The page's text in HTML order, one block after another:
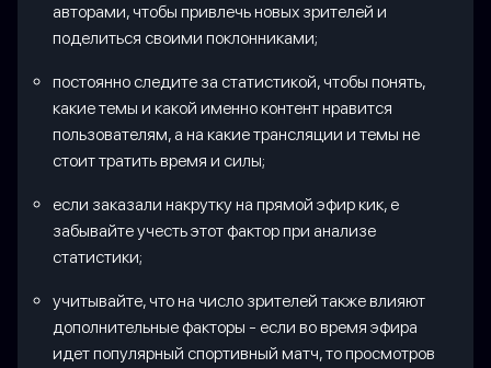
авторами, чтобы привлечь новых зрителей и
поделиться своими поклонниками;
постоянно следите за статистикой, чтобы понять,
какие темы и какой именно контент нравится
пользователям, а на какие трансляции и темы не
стоит тратить время и силы;
если заказали накрутку на прямой эфир кик, е
забывайте учесть этот фактор при анализе
статистики;
учитывайте, что на число зрителей также влияют
дополнительные факторы - если во время эфира
идет популярный спортивный матч, то просмотров